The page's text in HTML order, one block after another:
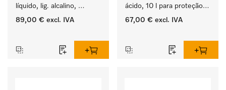
líquido, lig. alcalino,
10 l para a lavagem de
89,00 € excl. IVA
ácido, 10 l para proteção
ideal dos têxteis através
67,00 € excl. IVA